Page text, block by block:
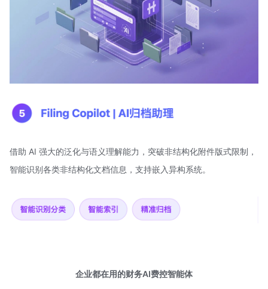
借助 AI 强大的泛化与语义理解能力，突破非结构化附件版式限制，
智能识别各类非结构化文档信息，支持嵌入异构系统。
企业都在用的财务AI费控智能体